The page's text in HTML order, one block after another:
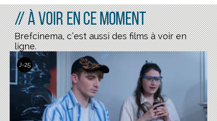
// À voir en ce moment
Brefcinema, c’est aussi des films à voir en
ligne.
J-25